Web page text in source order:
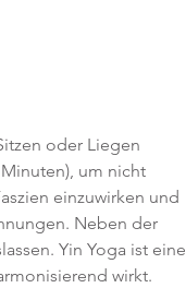
oder Liegen
um nicht
einzuwirken und
Neben der
Yin Yoga ist eine
wirkt.